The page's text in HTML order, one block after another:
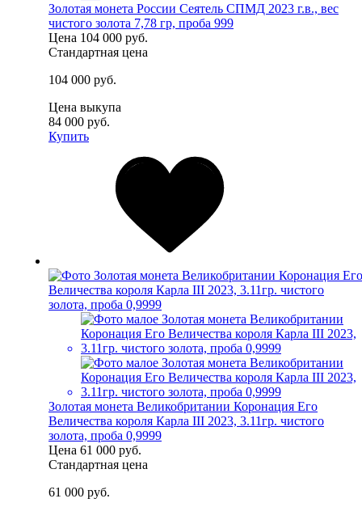
Золотая монета России Сеятель СПМД 2023 г.в., вес
чистого золота 7,78 гр, проба 999
Цена 104 000 руб.
Стандартная цена
104 000 руб.
Цена выкупа
84 000 руб.
Купить
Золотая монета Великобритании Коронация Его
Величества короля Карла III 2023, 3.11гр. чистого
золота, проба 0,9999
Цена 61 000 руб.
Стандартная цена
61 000 руб.